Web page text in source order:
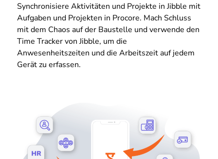
Synchronisiere Aktivitäten und Projekte in Jibble mit
Aufgaben und Projekten in Procore. Mach Schluss
mit dem Chaos auf der Baustelle und verwende den
Time Tracker von Jibble, um die
Anwesenheitszeiten und die Arbeitszeit auf jedem
Gerät zu erfassen.